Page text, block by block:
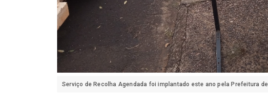
Serviço de Recolha Agendada foi implantado este ano pela Prefeitura de